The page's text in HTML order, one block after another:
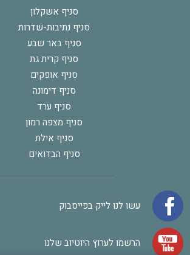
סניף אשקלון
סניף נתיבות-שדרות
סניף באר שבע
סניף קרית גת
סניף אופקים
סניף דימונה
סניף ערד
סניף מצפה רמון
סניף אילת
סניף הבדואים
עשו לנו לייק בפייסבוק
הרשמו לערוץ היוטיוב שלנו